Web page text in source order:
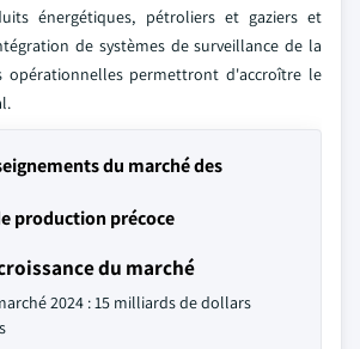
énergétiques, pétroliers et gaziers et
de systèmes de surveillance de la
opérationnelles permettront d'accroître le
du marché des
production précoce
du marché
2024 : 15 milliards de dollars